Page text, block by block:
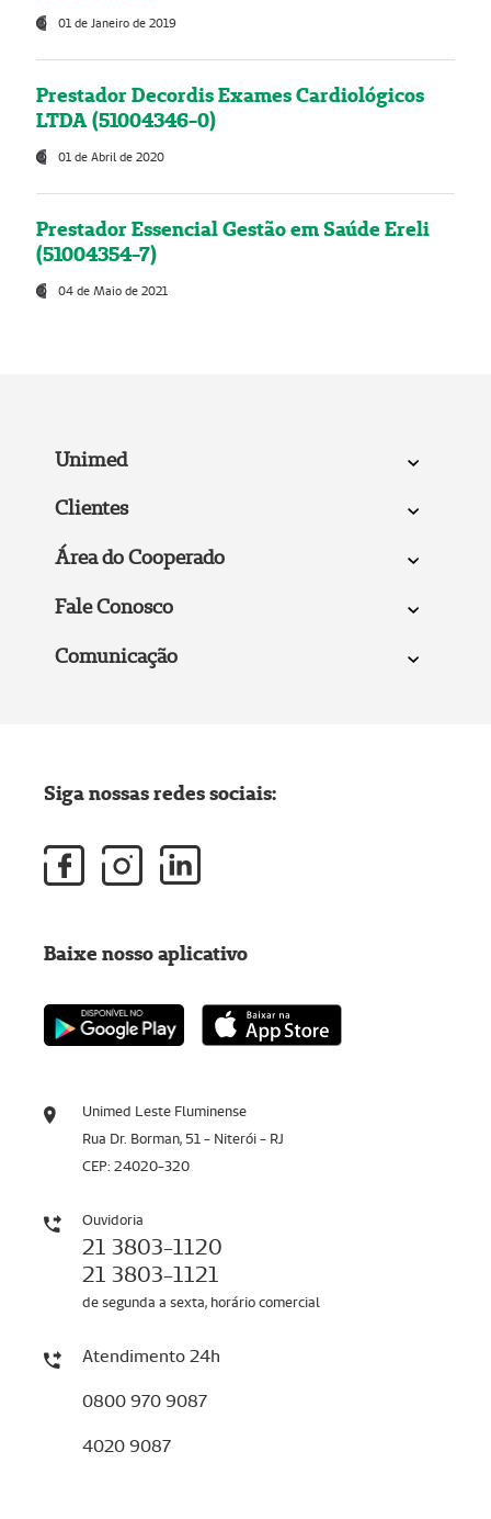
01 de Janeiro de 2019
Prestador Decordis Exames Cardiológicos
LTDA (51004346-0)
01 de Abril de 2020
Prestador Essencial Gestão em Saúde Ereli
(51004354-7)
04 de Maio de 2021
Unimed
Clientes
Área do Cooperado
Fale Conosco
Comunicação
Unimed Leste Fluminense
Rua Dr. Borman, 51 - Niterói - RJ
CEP: 24020-320
Ouvidoria
21 3803-1120
21 3803-1121
de segunda a sexta, horário comercial
Atendimento 24h
0800 970 9087
4020 9087
Siga nossas redes sociais:
Baixe nosso aplicativo